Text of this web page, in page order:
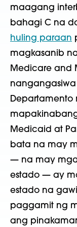
maagang
bahagi C na
huling paraan
magkasanib
Medicare and
Departamento
Medicaid at
bata na may
— na may
estado — ay
estado na
paggamit ng
ang